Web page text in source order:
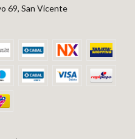
69, San Vicente